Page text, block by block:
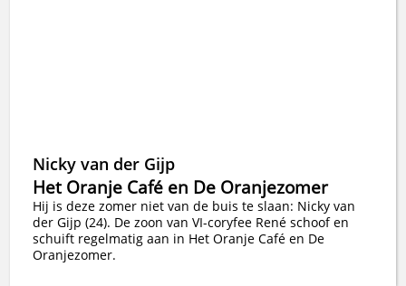
Nicky van der Gijp
Het Oranje Café en De Oranjezomer
Hij is deze zomer niet van de buis te slaan: Nicky van
der Gijp (24). De zoon van VI-coryfee René schoof en
schuift regelmatig aan in Het Oranje Café en De
Oranjezomer.